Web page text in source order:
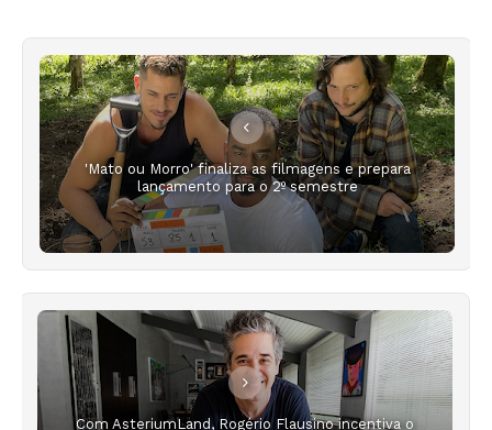
'Mato ou Morro' finaliza as filmagens e prepara
lançamento para o 2º semestre
Com AsteriumLand, Rogério Flausino incentiva o